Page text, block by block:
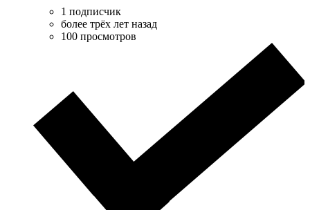
1 подписчик
более трёх лет назад
100 просмотров